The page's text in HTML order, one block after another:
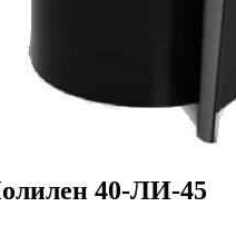
40-ЛИ-45